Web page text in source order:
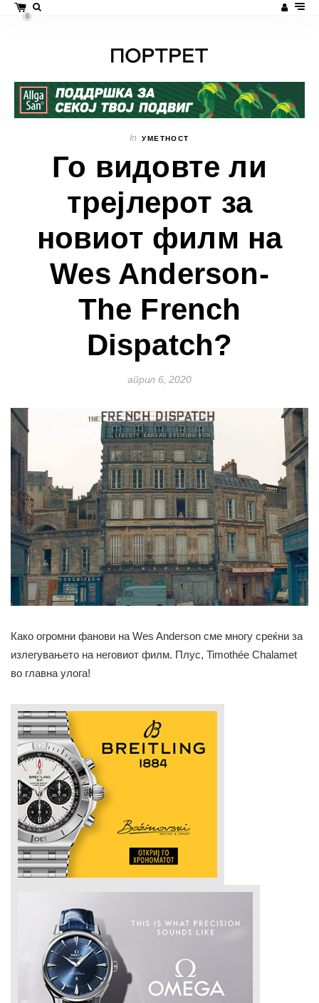
0
In УМЕТНОСТ
Го видовте ли
трејлерот за
новиот филм на
Wes Anderson-
The French
Dispatch?
април 6, 2020
Како огромни фанови на Wes Anderson сме многу среќни за
излегувањето на неговиот филм. Плус, Timothée Chalamet
во главна улога!